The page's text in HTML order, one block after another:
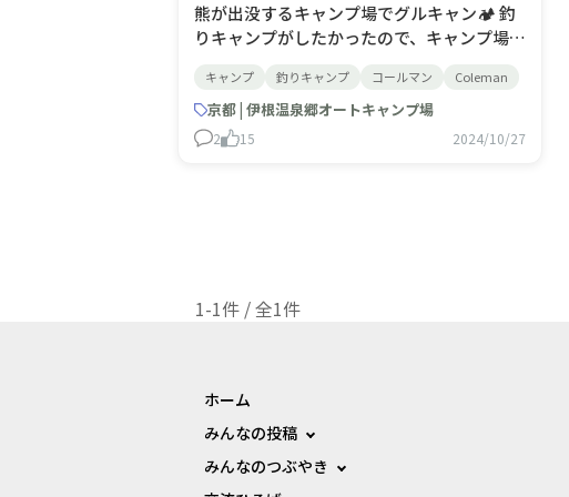
熊が出没するキャンプ場でグルキャン🏕️ 釣
りキャンプがしたかったので、キャンプ場か
「伊根温泉郷オートキャンプ場」に🏕️ 到着
したら受付でクマ避けのスプレーを渡され
た🐻数週間前にクマがサイトに出没したと
キャンプ 釣りキャンプ コールマン Coleman
京都 | 伊根温泉郷オートキャンプ場
2 15 2024/10/27
1-1件 / 全1件
ホーム
みんなの投稿
みんなのつぶやき